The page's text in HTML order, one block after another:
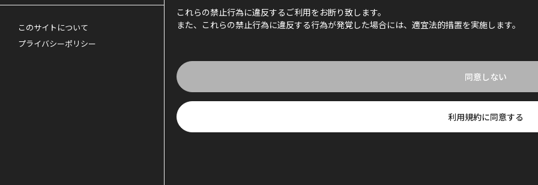
このサイトについて
プライバシーポリシー
これらの禁止行為に違反するご利用をお断り致します。
また、これらの禁止行為に違反する行為が発覚した場合には、適宜法的措置を実施します。
同意しない
利用規約に同意する